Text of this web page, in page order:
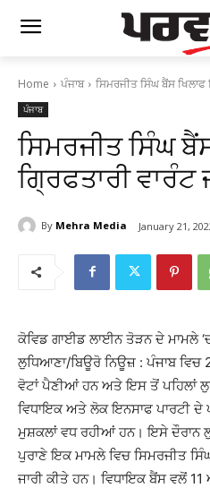
Home ਪੰਜਾਬ ਸਿਮਰਜੀਤ ਸਿੰਘ ਬੈਂਸ ਖਿਲਾਫ
ਪੰਜਾਬ
ਸਿਮਰਜੀਤ ਸਿੰਘ
ਗ੍ਰਿਫਤਾਰੀ ਵਾਰੰਟ
By Mehra Media January 21,
ਕੋਵਿਡ ਗਾਈਡ ਲਾਈਨ ਤੋੜਨ ਦੇ ਮਾਮਲੇ
ਲੁਧਿਆਣਾ/ਬਿਊਰੋ ਨਿਊਜ਼ : ਪੰਜਾਬ ਵਿਚ
ਵੋਟਾਂ ਪੈਣੀਆਂ ਹਨ ਅਤੇ ਇਸ ਤੋਂ ਪਹਿਲਾਂ
ਵਿਧਾਇਕ ਅਤੇ ਲੋਕ ਇਨਸਾਫ ਪਾਰਟੀ ਦੇ
ਮੁਸ਼ਕਲਾਂ ਵਧ ਰਹੀਆਂ ਹਨ। ਇਸੇ ਦੌਰਾਨ
ਪੁਰਾਣੇ ਇਕ ਮਾਮਲੇ ਵਿਚ ਸਿਮਰਜੀਤ
ਜਾਰੀ ਕੀਤੇ ਹਨ। ਵਿਧਾਇਕ ਬੈਂਸ ਵਲੋਂ